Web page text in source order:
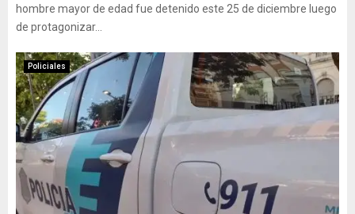
hombre mayor de edad fue detenido este 25 de diciembre luego
de protagonizar...
Policiales